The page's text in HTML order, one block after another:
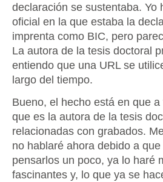
declaración se sustentaba.
oficial en la que estaba la
imprenta como BIC, pero
La autora de la tesis doctoral
entiendo que una URL se
largo del tiempo.
Bueno, el hecho está en que
que es la autora de la tesis
relacionadas con grabados.
no hablaré ahora debido a
pensarlos un poco, ya lo haré
fascinantes y, lo que ya se